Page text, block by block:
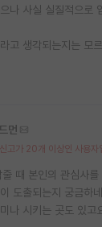
나 사실 실질적으로
고 생각되는지는 모
먼
고가 20개 이상인 사용자
줄 때 본인의 관심사
도출되는지 궁금하
나 시키는 곳도 있고